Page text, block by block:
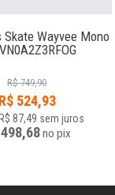
Skate Wayvee Mono
R$ 749,90
R$ 524,93
R$ 87,49 sem juros
no pix